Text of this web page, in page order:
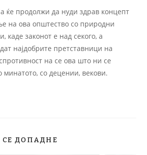
ќе продолжи да нуди здрав концепт
на ова општество со природни
каде законот е над секого, а
најдобрите претставници на
на се ова што ни се
минатото, со децении, векови.
ДОПАДНЕ